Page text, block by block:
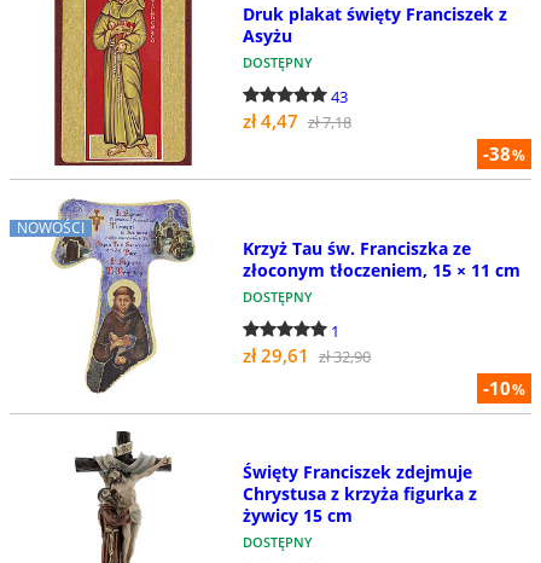
-38%
Druk plakat święty Franciszek z
Asyżu
DOSTĘPNY
43
zł 4,47 zł 7,18
NOWOŚCI
-10%
Krzyż Tau św. Franciszka ze
złoconym tłoczeniem, 15 × 11 cm
DOSTĘPNY
1
zł 29,61 zł 32,90
Święty Franciszek zdejmuje
Chrystusa z krzyża figurka z
żywicy 15 cm
DOSTĘPNY